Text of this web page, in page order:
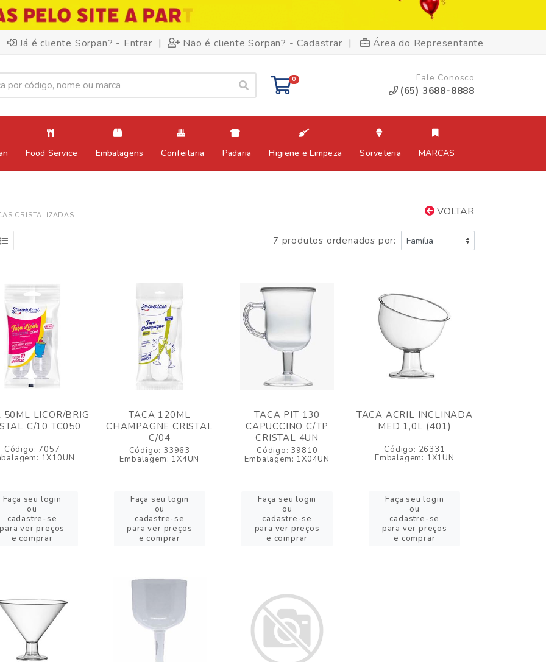
Já é cliente Sorpan? - Entrar | Não é cliente Sorpan? - Cadastrar | Área do Representante
0 Fale Conosco
(65) 3688-8888
Food Service Embalagens Confeitaria Padaria Higiene e Limpeza Sorveteria MARCAS
VOLTAR
CRISTALIZADAS
7 produtos ordenados por:
50ML LICOR/BRIG
C/10 TC050
Código: 7057
1X10UN
Faça seu login
ou
cadastre-se
para ver preços
e comprar
TACA 120ML
CHAMPAGNE CRISTAL
C/04
Código: 33963
Embalagem: 1X4UN
Faça seu login
ou
cadastre-se
para ver preços
e comprar
TACA PIT 130
CAPUCCINO C/TP
CRISTAL 4UN
Código: 39810
Embalagem: 1X04UN
Faça seu login
ou
cadastre-se
para ver preços
e comprar
TACA ACRIL INCLINADA
MED 1,0L (401)
Código: 26331
Embalagem: 1X1UN
Faça seu login
ou
cadastre-se
para ver preços
e comprar